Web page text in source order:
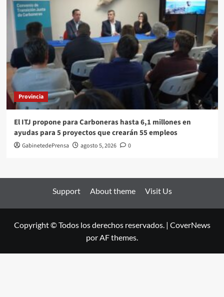
Provincia
El ITJ propone para Carboneras hasta 6,1 millones en
ayudas para 5 proyectos que crearán 55 empleos
GabinetedePrensa agosto 5, 2026 0
Support About theme Visit Us
Copyright © Todos los derechos reservados. | CoverNews
por AF themes.